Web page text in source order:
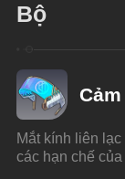
Bộ
Mắt kính liên
các hạn chế